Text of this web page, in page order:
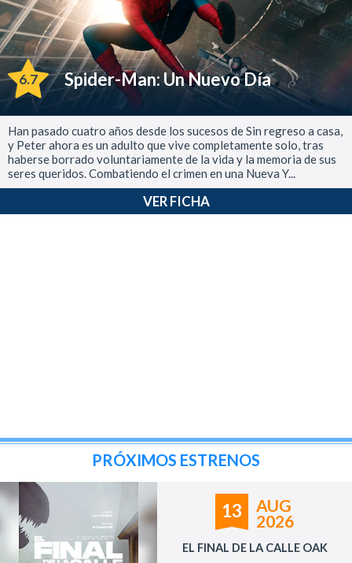
6.7 Spider-Man: Un Nuevo Día
Han pasado cuatro años desde los sucesos de Sin regreso a casa,
y Peter ahora es un adulto que vive completamente solo, tras
haberse borrado voluntariamente de la vida y la memoria de sus
seres queridos. Combatiendo el crimen en una Nueva Y...
VER FICHA
PRÓXIMOS ESTRENOS
13
AUG
2026
EL FINAL DE LA CALLE OAK